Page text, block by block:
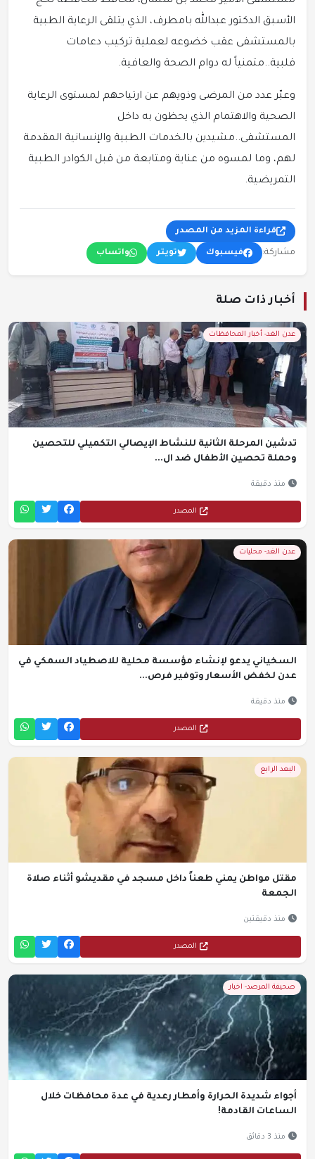
الأسبق الدكتور عبدالله بامطرف، الذي يتلقى الرعاية الطبية
بالمستشفى عقب خضوعه لعملية تركيب دعامات
قلبية..متمنياً له دوام الصحة والعافية.
وعبّر عدد من المرضى وذويهم عن ارتياحهم لمستوى الرعاية
الصحية والاهتمام الذي يحظون به داخل
المستشفى..مشيدين بالخدمات الطبية والإنسانية المقدمة
لهم، وما لمسوه من عناية ومتابعة من قبل الكوادر الطبية
التمريضية.
قراءة المزيد من المصدر
مشاركة: فيسبوك تويتر واتساب
أخبار ذات صلة
عدن الغد- أخبار المحافظات
تدشين المرحلة الثانية للنشاط الإيصالي التكميلي للتحصين
وحملة تحصين الأطفال ضد ال...
منذ دقيقة
المصدر
عدن الغد- محليات
السخياني يدعو لإنشاء مؤسسة محلية للاصطياد السمكي في
عدن لخفض الأسعار وتوفير فرص...
منذ دقيقة
المصدر
البعد الرابع
مقتل مواطن يمني طعناً داخل مسجد في مقديشو أثناء صلاة
الجمعة
منذ دقيقتين
المصدر
صحيفة المرصد- اخبار
أجواء شديدة الحرارة وأمطار رعدية في عدة محافظات خلال
الساعات القادمة!
منذ 3 دقائق